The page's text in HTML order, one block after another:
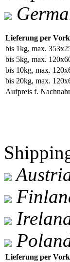
Lieferung per
bis 1kg, max.
bis 5kg, max.
bis 10kg, max.
bis 20kg, max.
Aufpreis f.
Lieferung per